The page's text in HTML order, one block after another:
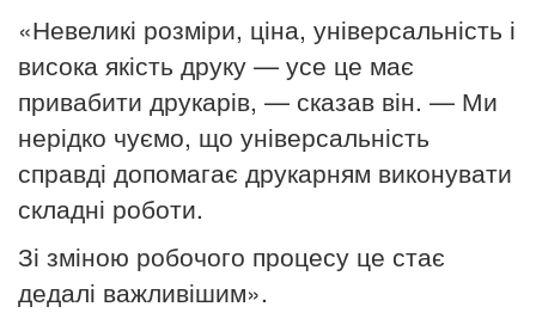
«Невеликі розміри, ціна, універсальність і
висока якість друку — усе це має
привабити друкарів, — сказав він. — Ми
нерідко чуємо, що універсальність
справді допомагає друкарням виконувати
складні роботи.
Зі зміною робочого процесу це стає
дедалі важливішим».